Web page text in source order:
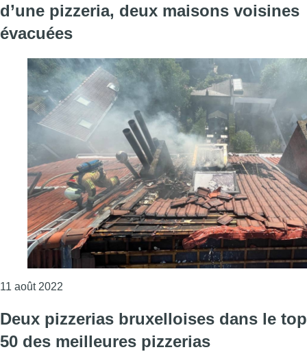
d’une pizzeria, deux maisons voisines
évacuées
11 août 2022
Deux pizzerias bruxelloises dans le top
50 des meilleures pizzerias